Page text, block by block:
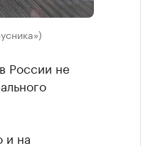
России не
и на